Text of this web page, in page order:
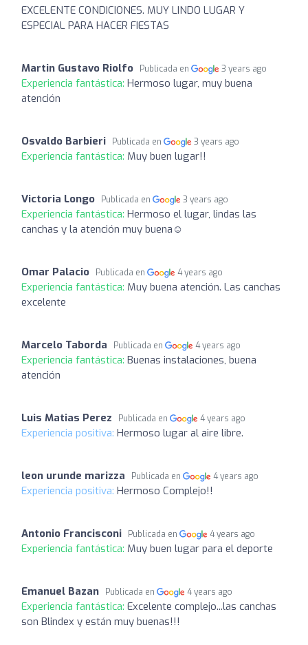
EXCELENTE CONDICIONES. MUY LINDO LUGAR Y
ESPECIAL PARA HACER FIESTAS
Martin Gustavo Riolfo Publicada en 3 years ago
Experiencia fantástica: Hermoso lugar, muy buena
atención
Osvaldo Barbieri Publicada en 3 years ago
Experiencia fantástica: Muy buen lugar!!
Victoria Longo Publicada en 3 years ago
Experiencia fantástica: Hermoso el lugar, lindas las
canchas y la atención muy buena☺️
Omar Palacio Publicada en 4 years ago
Experiencia fantástica: Muy buena atención. Las canchas
excelente
Marcelo Taborda Publicada en 4 years ago
Experiencia fantástica: Buenas instalaciones, buena
atención
Luis Matias Perez Publicada en 4 years ago
Experiencia positiva: Hermoso lugar al aire libre.
leon urunde marizza Publicada en 4 years ago
Experiencia positiva: Hermoso Complejo!!
Antonio Francisconi Publicada en 4 years ago
Experiencia fantástica: Muy buen lugar para el deporte
Emanuel Bazan Publicada en 4 years ago
Experiencia fantástica: Excelente complejo...las canchas
son Blindex y están muy buenas!!!